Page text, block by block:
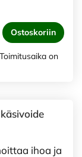
Ostoskoriin
on
ihoa ja